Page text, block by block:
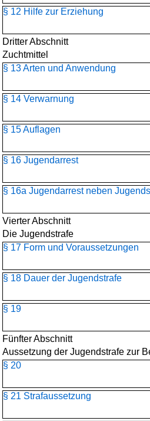
§ 12 Hilfe zur Erziehung
Dritter Abschnitt
Zuchtmittel
§ 13 Arten und Anwendung
§ 14 Verwarnung
§ 15 Auflagen
§ 16 Jugendarrest
§ 16a Jugendarrest neben
Vierter Abschnitt
Die Jugendstrafe
§ 17 Form und Voraussetzungen
§ 18 Dauer der Jugendstrafe
§ 19
Fünfter Abschnitt
Aussetzung der Jugendstrafe zur
§ 20
§ 21 Strafaussetzung